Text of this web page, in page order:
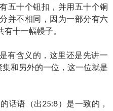
五十个钮扣，并用五十个铜
并不相同，因为一部分有六
十一幅幔子。
有含义的，这里还是先讲一
和另外的一位，这一位就是
话语（出25:8）是一致的，